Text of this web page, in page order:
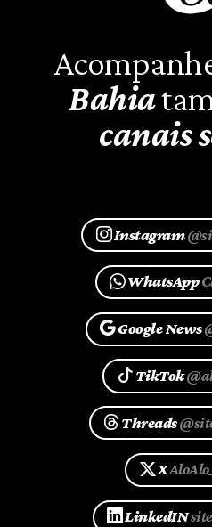
Bahia
canais
Instagram
WhatsApp
Google News
TikTok
Threads
X
LinkedIN